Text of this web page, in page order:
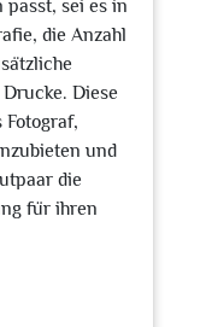
passt, sei es in
die Anzahl
Diese
und
die
für ihren